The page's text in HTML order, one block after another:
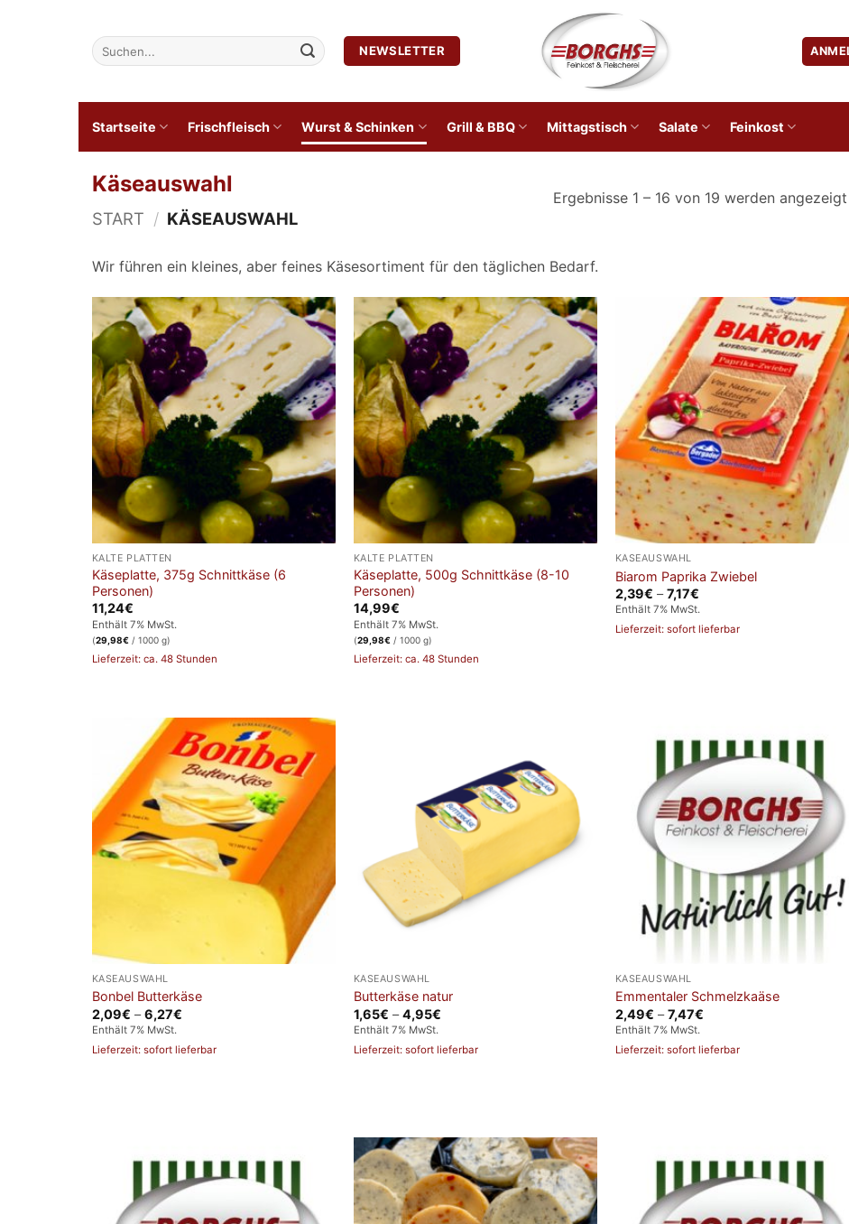
Inhalt
springen
Suchen
nach:
NEWSLETTER
Startseite Frischfleisch Wurst & Schinken Grill & BBQ Mittagstisch Salate Feinkost
Käseauswahl
START / KÄSEAUSWAHL
Ergebnisse 1 – 16 von 19 werden angezeigt
Wir führen ein kleines, aber feines Käsesortiment für den täglichen Bedarf.
KALTE PLATTEN
Käseplatte, 375g Schnittkäse (6
Personen)
11,24€
Enthält 7% MwSt.
(29,98€/ 1000 g)
Lieferzeit: ca. 48 Stunden
KALTE PLATTEN
Käseplatte, 500g Schnittkäse (8-10
Personen)
14,99€
Enthält 7% MwSt.
(29,98€/ 1000 g)
Lieferzeit: ca. 48 Stunden
KÄSEAUSWAHL
Biarom Paprika Zwiebel
2,39€ –7,17€Preisspanne:
bis
7,17€
Enthält 7% MwSt.
Lieferzeit: sofort lieferbar
KÄSEAUSWAHL
Bonbel Butterkäse
2,09€ –6,27€Preisspanne:
6,27€
Enthält 7% MwSt.
Lieferzeit: sofort lieferbar
KÄSEAUSWAHL
Butterkäse natur
1,65€ –4,95€Preisspanne:
4,95€
Enthält 7% MwSt.
Lieferzeit: sofort lieferbar
KÄSEAUSWAHL
Emmentaler Schmelzkaäse
2,49€ –7,47€Preisspanne:
7,47€
Enthält 7% MwSt.
Lieferzeit: sofort lieferbar